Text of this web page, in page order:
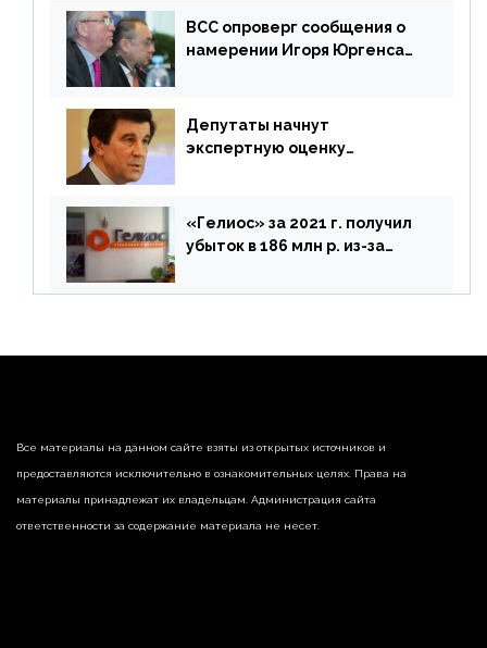
ВСС опроверг сообщения о
намерении Игоря Юргенса
Депутаты начнут
экспертную оценку
«Гелиос» за 2021 г. получил
убыток в 186 млн р. из-за
реализации недвижимости
Все материалы на данном сайте взяты из открытых источников и
предоставляются исключительно в ознакомительных целях. Права на
материалы принадлежат их владельцам. Администрация сайта
ответственности за содержание материала не несет.